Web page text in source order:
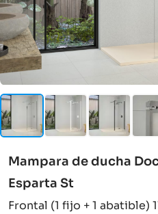
Mampara de ducha
Esparta St
Frontal (1 fijo + 1 abatible)